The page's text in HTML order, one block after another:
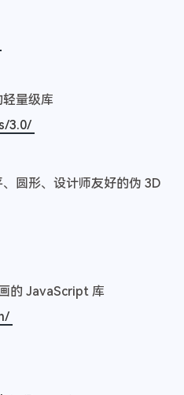
轻量级库
3.0/
圆形、设计师友好的伪 3D
的 JavaScript 库